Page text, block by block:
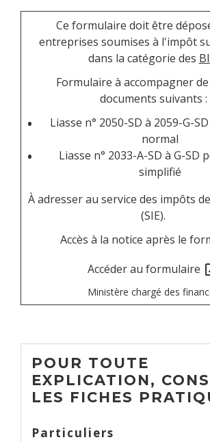
Ce formulaire doit être
entreprises soumises à l'impôt
dans la catégorie des
Formulaire à accompagner
documents suivants :
Liasse n° 2050-SD à 2059-G-
normal
Liasse n° 2033-A-SD à G-SD
simplifié
À adresser au service des impôts
(SIE).
Accès à la notice après le
Accéder au formulaire
Ministère chargé des
POUR TOUTE
EXPLICATION,
LES FICHES
Particuliers